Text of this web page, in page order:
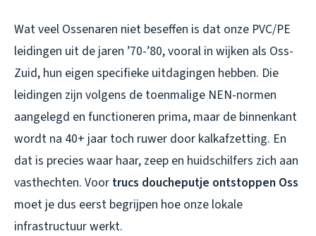
Wat veel Ossenaren niet beseffen is dat onze PVC/PE
leidingen uit de jaren ’70-’80, vooral in wijken als Oss-
Zuid, hun eigen specifieke uitdagingen hebben. Die
leidingen zijn volgens de toenmalige NEN-normen
aangelegd en functioneren prima, maar de binnenkant
wordt na 40+ jaar toch ruwer door kalkafzetting. En
dat is precies waar haar, zeep en huidschilfers zich aan
vasthechten. Voor trucs doucheputje ontstoppen Oss
moet je dus eerst begrijpen hoe onze lokale
infrastructuur werkt.